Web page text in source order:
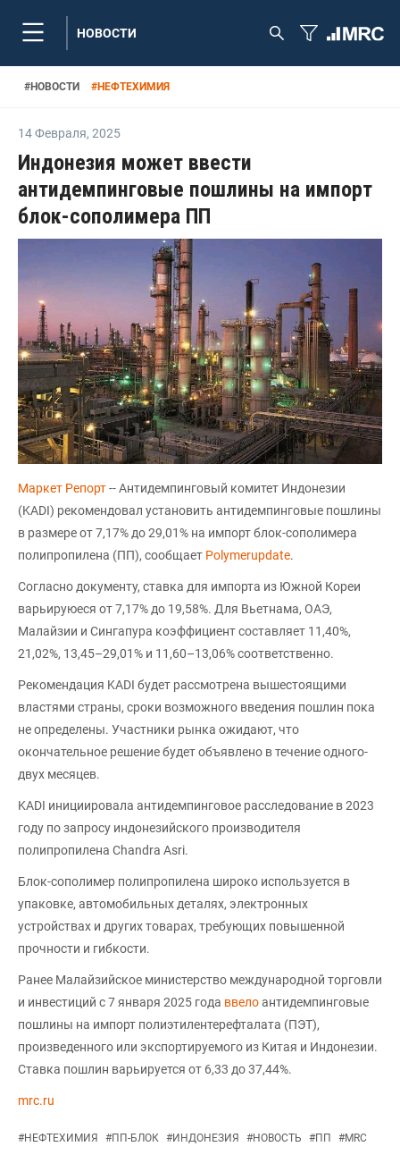
НОВОСТИ
#НОВОСТИ #НЕФТЕХИМИЯ
14 Февраля, 2025
Индонезия может ввести
антидемпинговые пошлины на импорт
блок-сополимера ПП
Маркет Репорт-- Антидемпинговый комитет Индонезии
(KADI) рекомендовал установить антидемпинговые пошлины
в размере от 7,17% до 29,01% на импорт блок-сополимера
полипропилена (ПП), сообщает Polymerupdate.
Согласно документу, ставка для импорта из Южной Кореи
варьируюеся от 7,17% до 19,58%. Для Вьетнама, ОАЭ,
Малайзии и Сингапура коэффициент составляет 11,40%,
21,02%, 13,45–29,01% и 11,60–13,06% соответственно.
Рекомендация KADI будет рассмотрена вышестоящими
властями страны, сроки возможного введения пошлин пока
не определены. Участники рынка ожидают, что
окончательное решение будет объявлено в течение одного-
двух месяцев.
KADI инициировала антидемпинговое расследование в 2023
году по запросу индонезийского производителя
полипропилена Chandra Asri.
Блок-сополимер полипропилена широко используется в
упаковке, автомобильных деталях, электронных
устройствах и других товарах, требующих повышенной
прочности и гибкости.
Ранее Малайзийское министерство международной торговли
и инвестиций с 7 января 2025 года ввелоантидемпинговые
пошлины на импорт полиэтилентерефталата (ПЭТ),
произведенного или экспортируемого из Китая и Индонезии.
Ставка пошлин варьируется от 6,33 до 37,44%.
mrc.ru
#НЕФТЕХИМИЯ #ПП-БЛОК #ИНДОНЕЗИЯ #НОВОСТЬ #ПП #MRC